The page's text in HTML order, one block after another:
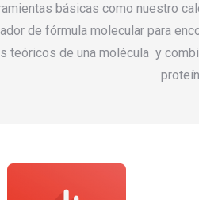
básicas como nuestro
de fórmula molecular para
teóricos de una molécula y